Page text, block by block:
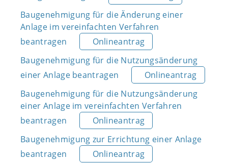
Baugenehmigung für die Änderung einer
Anlage im vereinfachten Verfahren
beantragen
Onlineantrag
Baugenehmigung für die Nutzungsänderung
einer Anlage beantragen
Onlineantrag
Baugenehmigung für die Nutzungsänderung
einer Anlage im vereinfachten Verfahren
beantragen
Onlineantrag
Baugenehmigung zur Errichtung einer Anlage
beantragen
Onlineantrag